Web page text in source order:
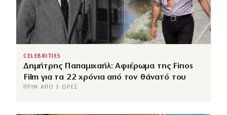
CELEBRITIES
Δημήτρης Παπαμιχαήλ: Αφιέρωμα της Finos
Film για τα 22 χρόνια από τον θάνατό του
ΠΡΙΝ ΑΠΌ 5 ΏΡΕΣ